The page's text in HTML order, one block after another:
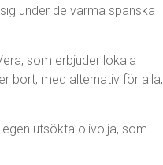
under de varma spanska
som erbjuder lokala
bort, med alternativ för alla,
utsökta olivolja, som